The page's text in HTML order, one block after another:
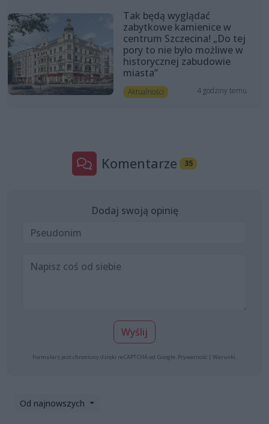
Tak będą wyglądać
zabytkowe kamienice w
centrum Szczecina! „Do tej
pory to nie było możliwe w
historycznej zabudowie
miasta”
Aktualności 4 godziny temu
Komentarze 35
Dodaj swoją opinię
Wyślij
Formularz jest chroniony dzięki reCAPTCHA od Google: Prywatność | Warunki
Od najnowszych